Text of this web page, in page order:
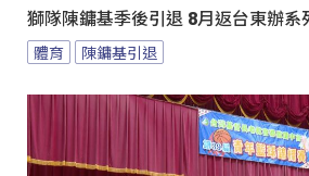
獅隊陳鏞基季後引退 8月返台東辦系
體育 陳鏞基引退